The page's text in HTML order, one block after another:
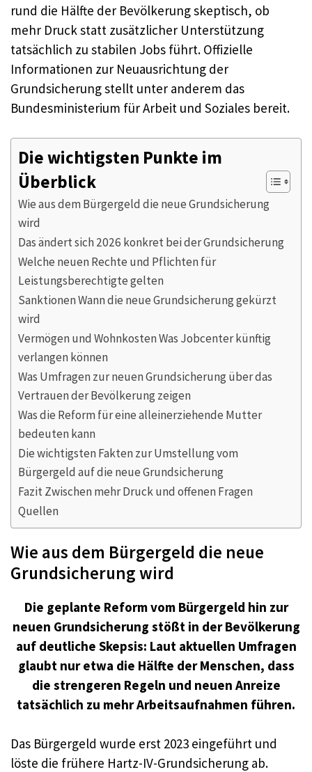
rund die Hälfte der Bevölkerung skeptisch, ob
mehr Druck statt zusätzlicher Unterstützung
tatsächlich zu stabilen Jobs führt. Offizielle
Informationen zur Neuausrichtung der
Grundsicherung stellt unter anderem das
Bundesministerium für Arbeit und Soziales bereit.
Die wichtigsten Punkte im
Überblick
Wie aus dem Bürgergeld die neue Grundsicherung
wird
Das ändert sich 2026 konkret bei der Grundsicherung
Welche neuen Rechte und Pflichten für
Leistungsberechtigte gelten
Sanktionen Wann die neue Grundsicherung gekürzt
wird
Vermögen und Wohnkosten Was Jobcenter künftig
verlangen können
Was Umfragen zur neuen Grundsicherung über das
Vertrauen der Bevölkerung zeigen
Was die Reform für eine alleinerziehende Mutter
bedeuten kann
Die wichtigsten Fakten zur Umstellung vom
Bürgergeld auf die neue Grundsicherung
Fazit Zwischen mehr Druck und offenen Fragen
Quellen
Wie aus dem Bürgergeld die neue
Grundsicherung wird
Die geplante Reform vom Bürgergeld hin zur
neuen Grundsicherung stößt in der Bevölkerung
auf deutliche Skepsis: Laut aktuellen Umfragen
glaubt nur etwa die Hälfte der Menschen, dass
die strengeren Regeln und neuen Anreize
tatsächlich zu mehr Arbeitsaufnahmen führen.
Das Bürgergeld wurde erst 2023 eingeführt und
löste die frühere Hartz-IV-Grundsicherung ab.